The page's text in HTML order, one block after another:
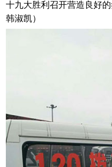
十九大胜利召开营造良好
韩淑凯）